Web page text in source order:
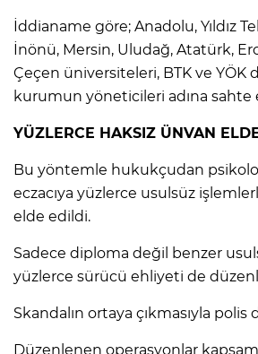
İddianame göre; Anadolu, Yıldız
İnönü, Mersin, Uludağ, Atatürk,
Çeçen üniversiteleri, BTK ve YÖK
kurumun yöneticileri adına sahte
YÜZLERCE HAKSIZ ÜNVAN
Bu yöntemle hukukçudan
eczacıya yüzlerce usulsüz
elde edildi.
Sadece diploma değil benzer
yüzlerce sürücü ehliyeti de
Skandalın ortaya çıkmasıyla polis
Düzenlenen operasyonlar